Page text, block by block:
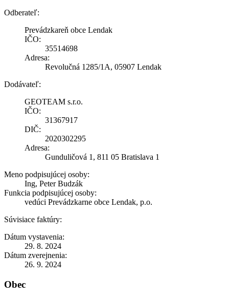
Odberateľ:
Prevádzkareň obce Lendak
IČO:
35514698
Adresa:
Revolučná 1285/1A, 05907 Lendak
Dodávateľ:
GEOTEAM s.r.o.
IČO:
31367917
DIČ:
2020302295
Adresa:
Gunduličová 1, 811 05 Bratislava 1
Meno podpisujúcej osoby:
Ing, Peter Budzák
Funkcia podpisujúcej osoby:
vedúci Prevádzkarne obce Lendak, p.o.
Súvisiace faktúry:
Dátum vystavenia:
29. 8. 2024
Dátum zverejnenia:
26. 9. 2024
Obec